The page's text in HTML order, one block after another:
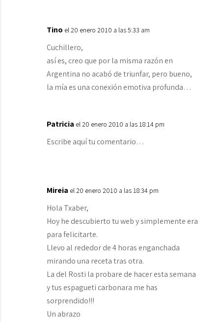
Tino el 20 enero 2010 a las 5:33 am
Cuchillero,
así es, creo que por la misma razón en
Argentina no acabó de triunfar, pero bueno,
la mía es una conexión emotiva profunda…
Patricia el 20 enero 2010 a las 18:14 pm
Escribe aquí tu comentario…
Mireia el 20 enero 2010 a las 18:34 pm
Hola Txaber,
Hoy he descubierto tu web y simplemente era
para felicitarte.
Llevo al rededor de 4 horas enganchada
mirando una receta tras otra.
La del Rosti la probare de hacer esta semana
y tus espagueti carbonara me has
sorprendido!!!
Un abrazo